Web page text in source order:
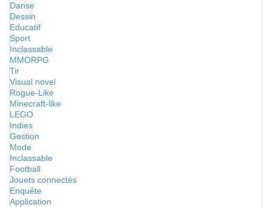
Danse
Dessin
Educatif
Sport
Inclassable
MMORPG
Tir
Visual novel
Rogue-Like
Minecraft-like
LEGO
Indies
Gestion
Mode
Inclassable
Football
Jouets connectés
Enquête
Application